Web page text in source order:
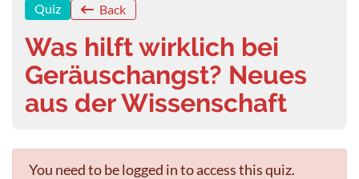
Quiz Back
Was hilft wirklich bei
Geräuschangst? Neues
aus der Wissenschaft
You need to be logged in to access this quiz.